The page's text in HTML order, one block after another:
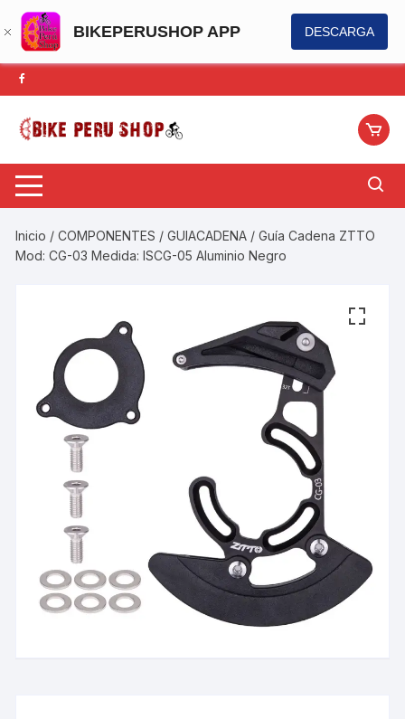
BIKEPERUSHOP APP DESCARGA
Saltar
al
contenido
Inicio /COMPONENTES /GUIACADENA / Guía Cadena ZTTO
Mod: CG-03 Medida: ISCG-05 Aluminio Negro